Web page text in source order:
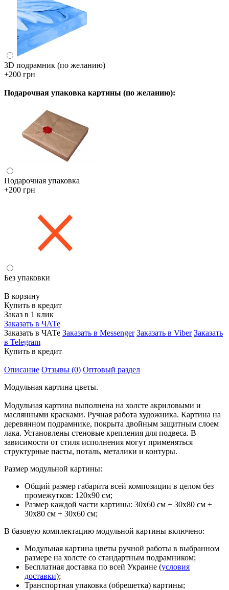
3D подрамник (по желанию)
+200 грн
Подарочная упаковка картины (по желанию):
Подарочная упаковка
+200 грн
Без упаковки
В корзину
Купить в кредит
Заказ в 1 клик
Заказать в ЧАТе
Заказать в ЧАТе Заказать в Messenger Заказать в Viber Заказать
в Telegram
Купить в кредит
Описание Отзывы (0) Оптовый раздел
Модульная картина цветы.
Модульная картина выполнена на холсте акриловыми и
маслянными красками. Ручная работа художника. Картина на
деревянном подрамнике, покрыта двойным защитным слоем
лака. Установлены стеновые крепления для подвеса. В
зависимости от стиля исполнения могут применяться
структурные пасты, поталь, металики и контуры.
Размер модульной картины:
Общий размер габарита всей композиции в целом без
промежутков: 120х90 см;
Размер каждой части картины: 30х60 см + 30х80 см +
30х80 см + 30х60 см;
В базовую комплектацию модульной картины включено:
Модульная картина цветы ручной работы в выбранном
размере на холсте со стандартным подрамником;
Бесплатная доставка по всей Украине (условия
доставки);
Транспортная упаковка (обрешетка) картины;